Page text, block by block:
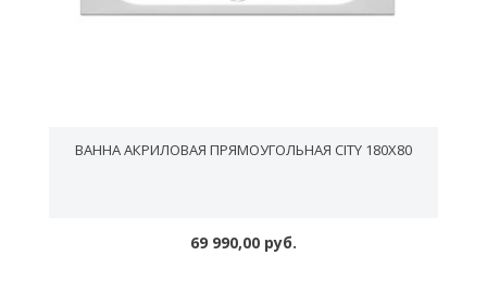
ВАННА АКРИЛОВАЯ ПРЯМОУГОЛЬНАЯ CITY 180Х80
69 990,00 руб.